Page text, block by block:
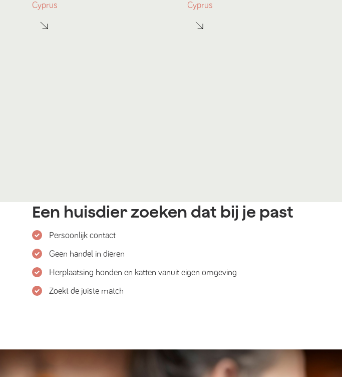
Cyprus Cyprus
Een huisdier zoeken dat bij je past
Persoonlijk contact
Geen handel in dieren
Herplaatsing honden en katten vanuit eigen omgeving
Zoekt de juiste match